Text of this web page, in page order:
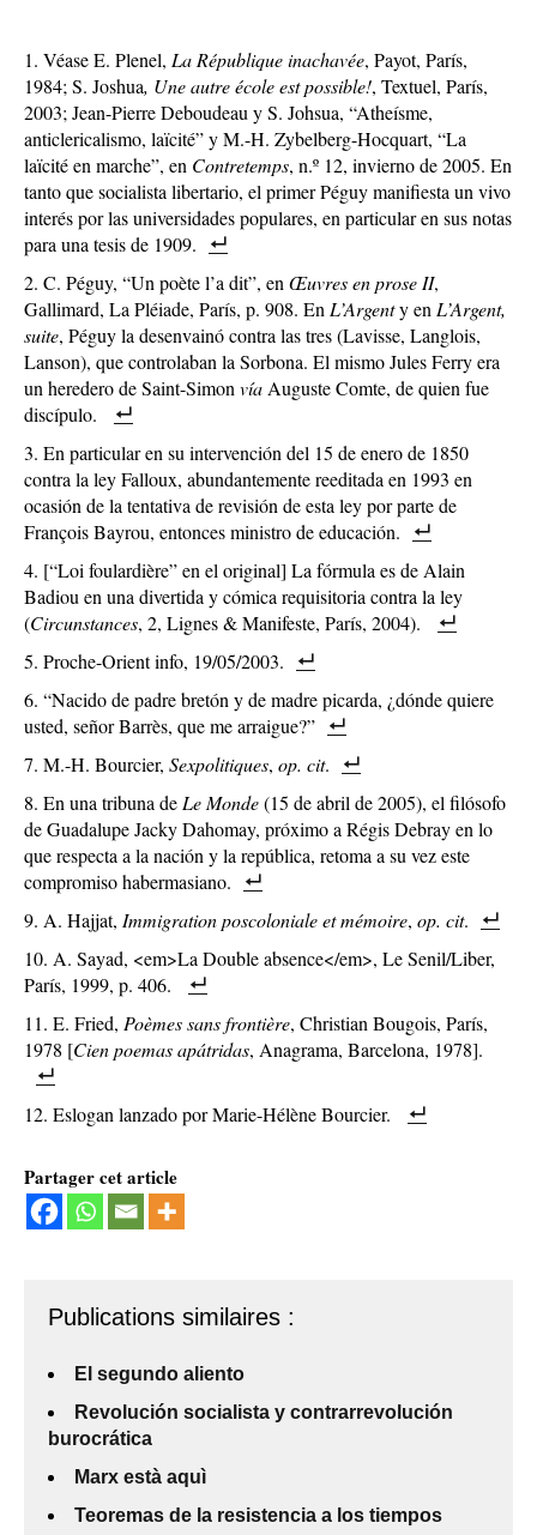
Véase E. Plenel, La République inachavée, Payot, París,
1984; S. Joshua, Une autre école est possible!, Textuel, París,
2003; Jean-Pierre Deboudeau y S. Johsua, “Atheísme,
anticlericalismo, laïcité” y M.-H. Zybelberg-Hocquart, “La
laïcité en marche”, en Contretemps, n.º 12, invierno de 2005. En
tanto que socialista libertario, el primer Péguy manifiesta un vivo
interés por las universidades populares, en particular en sus notas
para una tesis de 1909.
C. Péguy, “Un poète l’a dit”, en Œuvres en prose II,
Gallimard, La Pléiade, París, p. 908. En L’Argenty en L’Argent,
suite, Péguy la desenvainó contra las tres (Lavisse, Langlois,
Lanson), que controlaban la Sorbona. El mismo Jules Ferry era
un heredero de Saint-Simon vía Auguste Comte, de quien fue
discípulo.
En particular en su intervención del 15 de enero de 1850
contra la ley Falloux, abundantemente reeditada en 1993 en
ocasión de la tentativa de revisión de esta ley por parte de
François Bayrou, entonces ministro de educación.
[“Loi foulardière” en el original] La fórmula es de Alain
Badiou en una divertida y cómica requisitoria contra la ley
(Circunstances, 2, Lignes & Manifeste, París, 2004).
Proche-Orient info, 19/05/2003.
“Nacido de padre bretón y de madre picarda, ¿dónde quiere
usted, señor Barrès, que me arraigue?”
M.-H. Bourcier, Sexpolitiques, op. cit.
En una tribuna de Le Monde(15 de abril de 2005), el filósofo
de Guadalupe Jacky Dahomay, próximo a Régis Debray en lo
que respecta a la nación y la república, retoma a su vez este
compromiso habermasiano.
A. Hajjat, Immigration poscoloniale et mémoire, op. cit.
A. Sayad, <em>La Double absence</em>, Le Senil/Liber,
París, 1999, p. 406.
E. Fried, Poèmes sans frontière, Christian Bougois, París,
1978 [Cien poemas apátridas, Anagrama, Barcelona, 1978].
Eslogan lanzado por Marie-Hélène Bourcier.
Partager cet article
Publications similaires :
El segundo aliento
Revolución socialista y contrarrevolución
burocrática
Marx està aquì
Teoremas de la resistencia a los tiempos